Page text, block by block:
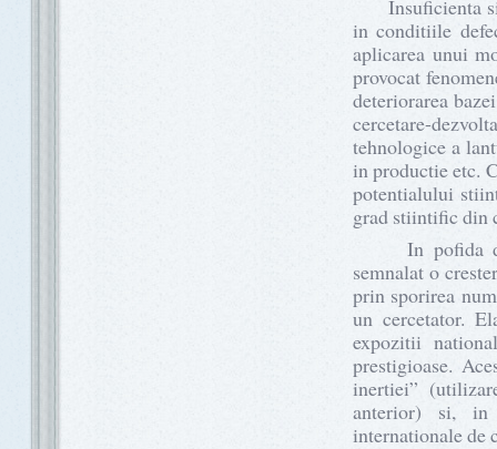
Insuficienta si
in conditiile
aplicarea unui
provocat
deteriorarea
cercetare-
tehnologice a
in productie etc.
potentialului
grad stiintific din
In pofida
semnalat o
prin sporirea
un cercetator.
expozitii
prestigioase.
inertiei”
anterior) si, in
internationale de